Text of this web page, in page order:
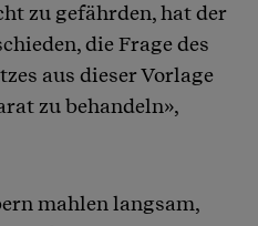
zu gefährden, hat der
die Frage des
aus dieser Vorlage
zu behandeln»,
mahlen langsam,